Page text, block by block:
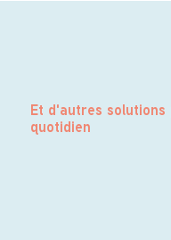
Et d'autres solutions
quotidien